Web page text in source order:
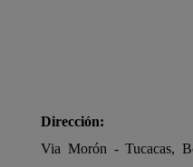
Dirección:
Via Morón - Tucacas,